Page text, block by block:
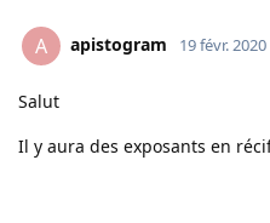
A apistogram 19 févr. 2020
Salut
Il y aura des exposants en